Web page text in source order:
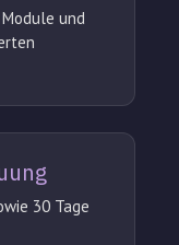
und
30 Tage